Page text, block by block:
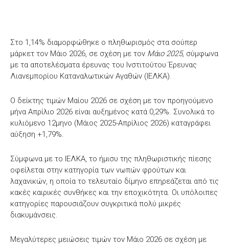
Στο 1,14% διαμορφώθηκε ο πληθωρισμός στα σούπερ
μάρκετ τον Μάιο 2026, σε σχέση με τον Μάιο 2025, σύμφωνα
με τα αποτελέσματα έρευνας του Ινστιτούτου Έρευνας
Λιανεμπορίου Καταναλωτικών Αγαθών (ΙΕΛΚΑ).
Ο δείκτης τιμών Μαίου 2026 σε σχέση με τον προηγούμενο
μήνα Απρίλιο 2026 είναι αυξημένος κατά 0,29%. Συνολικά το
κυλιόμενο 12μηνο (Μάιος 2025-Απρίλιος 2026) καταγράφει
αύξηση +1,79%.
Σύμφωνα με το ΙΕΛΚΑ, το ήμισυ της πληθωριστικής πίεσης
οφείλεται στην κατηγορία των νωπών φρούτων και
λαχανικών, η οποία το τελευταίο δίμηνο επηρεάζεται από τις
κακές καιρικές συνθήκες και την εποχικότητα. Οι υπόλοιπες
κατηγορίες παρουσιάζουν συγκριτικά πολύ μικρές
διακυμάνσεις.
Μεγαλύτερες μειώσεις τιμών τον Μάιο 2026 σε σχέση με